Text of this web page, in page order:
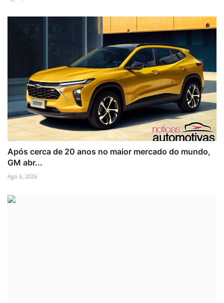
Após cerca de 20 anos no maior mercado do mundo,
GM abr...
Ago 6, 2026